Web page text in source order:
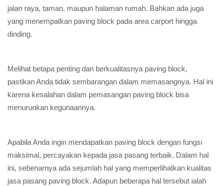
jalan raya, taman, maupun halaman rumah. Bahkan ada juga
yang menempatkan paving block pada area carport hingga
dinding.
Melihat betapa penting dan berkualitasnya paving block,
pastikan Anda tidak sembarangan dalam memasangnya. Hal ini
karena kesalahan dalam pemasangan paving block bisa
menurunkan kegunaannya.
Apabila Anda ingin mendapatkan paving block dengan fungsi
maksimal, percayakan kepada jasa pasang terbaik. Dalam hal
ini, sebenarnya ada sejumlah hal yang memperlihatkan kualitas
jasa pasang paving block. Adapun beberapa hal tersebut ialah